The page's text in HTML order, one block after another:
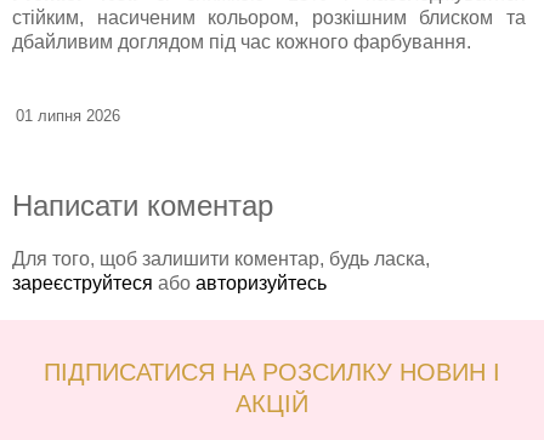
стійким, насиченим кольором, розкішним блиском та
дбайливим доглядом під час кожного фарбування.
01 липня 2026
Написати коментар
Для того, щоб залишити коментар, будь ласка,
зареєструйтеся або авторизуйтесь
ПІДПИСАТИСЯ НА РОЗСИЛКУ НОВИН І
АКЦІЙ